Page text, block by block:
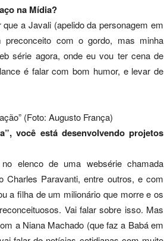
na Mídia?
a Javali (apelido da personagem em
com o gordo, mas minha
série agora, onde eu vou ter cena de
é falar com bom humor, e levar de
(Foto: Augusto França)
você está desenvolvendo projetos
elenco de uma websérie chamada
Charles Paravanti, entre outros, e com
a filha de um milionário que morre e os
Vai falar sobre isso. Mas
a Niana Machado (que faz a Babá em